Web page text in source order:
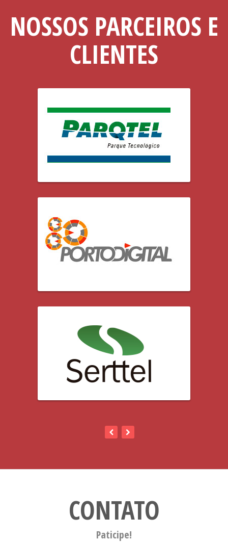
NOSSOS PARCEIROS E
CLIENTES
CONTATO
Paticipe!